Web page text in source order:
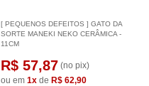
[ PEQUENOS DEFEITOS ] GATO DA
SORTE MANEKI NEKO CERÂMICA -
11CM
R$ 57,87 (no pix)
ou em 1x de R$ 62,90